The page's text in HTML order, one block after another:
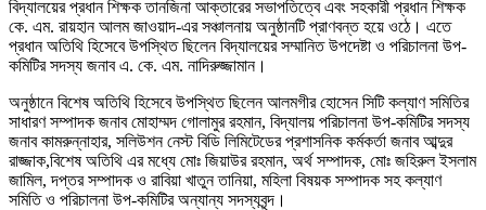
বিদ্যালয়ের প্রধান শিক্ষক তানজিনা আক্তারের সভাপতিত্বে এবং সহকারী প্রধান শিক্ষক
কে. এম. রায়হান আলম জাওয়াদ-এর সঞ্চালনায় অনুষ্ঠানটি প্রাণবন্ত হয়ে ওঠে। এতে
প্রধান অতিথি হিসেবে উপস্থিত ছিলেন বিদ্যালয়ের সম্মানিত উপদেষ্টা ও পরিচালনা উপ-
কমিটির সদস্য জনাব এ. কে. এম. নাদিরুজ্জামান।
অনুষ্ঠানে বিশেষ অতিথি হিসেবে উপস্থিত ছিলেন আলমগীর হোসেন সিটি কল্যাণ সমিতির
সাধারণ সম্পাদক জনাব মোহাম্মদ গোলামুর রহমান, বিদ্যালয় পরিচালনা উপ-কমিটির সদস্য
জনাব কামরুন্নাহার, সলিউশন নেস্ট বিডি লিমিটেডের প্রশাসনিক কর্মকর্তা জনাব আব্দুর
রাজ্জাক,বিশেষ অতিথি এর মধ্যে মোঃ জিয়াউর রহমান, অর্থ সম্পাদক, মোঃ জহিরুল ইসলাম
জামিল, দপ্তর সম্পাদক ও রাবিয়া খাতুন তানিয়া, মহিলা বিষয়ক সম্পাদক সহ কল্যাণ
সমিতি ও পরিচালনা উপ-কমিটির অন্যান্য সদস্যবৃন্দ।